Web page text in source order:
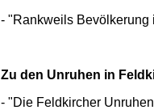
- "Rankweils Bevölkerung
Zu den Unruhen in
- "Die Feldkircher